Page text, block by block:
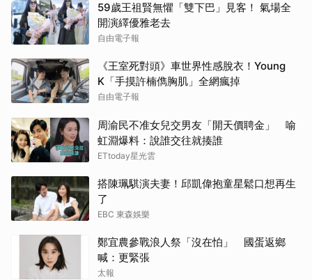
59歲王祖賢無懼「雙下巴」見客！ 氣場全
開演繹優雅老去
自由電子報
《王室死對頭》車世界性感脫衣！Young
K「手摸許楠儁胸肌」全網瘋掉
自由電子報
周渝民不准女兒交男友「開天價聘金」 喻
虹淵爆料：說誰交往就揍誰
ETtoday星光雲
搭陳珮騏演夫妻！邱凱偉抱童星鬆口想再生
了
EBC 東森娛樂
鄭宜農參戰浪人祭「沒在怕」 國蛋返鄉
喊：更緊張
太報